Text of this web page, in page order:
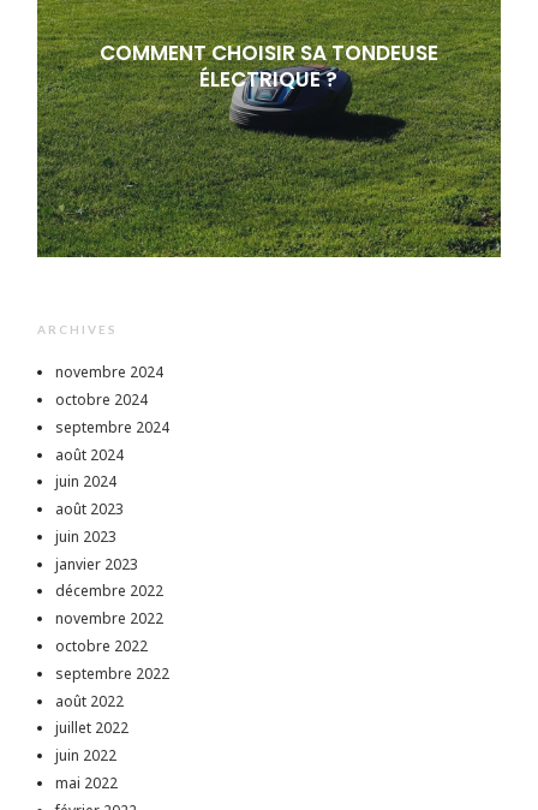
COMMENT CHOISIR SA TONDEUSE
ÉLECTRIQUE ?
ARCHIVES
novembre 2024
octobre 2024
septembre 2024
août 2024
juin 2024
août 2023
juin 2023
janvier 2023
décembre 2022
novembre 2022
octobre 2022
septembre 2022
août 2022
juillet 2022
juin 2022
mai 2022